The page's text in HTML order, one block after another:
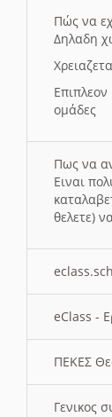
Πώς να
Δηλαδη
ομάδες
Πως να
Ειναι
θελετε)
eClass -
ΠΕΚΕΣ
Γενικος